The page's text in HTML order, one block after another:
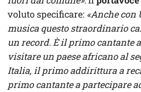
voluto specificare: «Anche con
musica questo straordinario
un record. È il primo cantante
visitare un paese africano al
Italia, il primo addirittura a
primo cantante a partecipare